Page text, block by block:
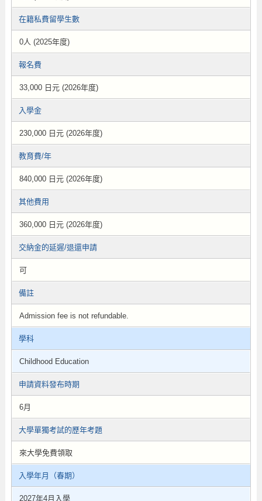
在籍私費留學生數
0人 (2025年度)
報名費
33,000 日元 (2026年度)
入學金
230,000 日元 (2026年度)
教育費/年
840,000 日元 (2026年度)
其他費用
360,000 日元 (2026年度)
交納金的延遲/退還申請
可
備註
Admission fee is not refundable.
學科
Childhood Education
申請資料發布時期
6月
大學單獨考試的歷年考題
來大學免費領取
入學年月（春期）
2027年4月入學